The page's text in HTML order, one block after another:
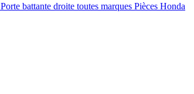
Porte battante droite toutes marques Pièces Honda